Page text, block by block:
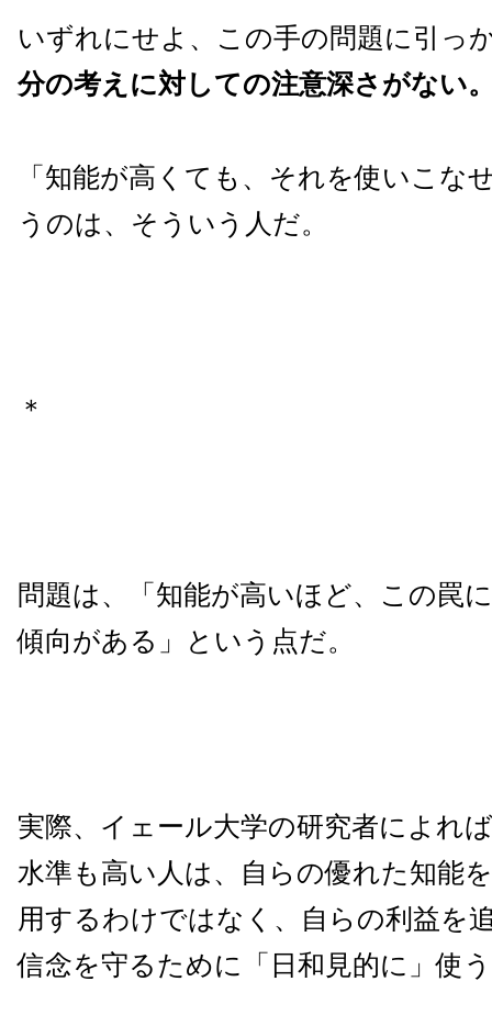
いずれにせよ、この手の問題に引っ
分の考えに対しての注意深さがない
「知能が高くても、それを使いこな
うのは、そういう人だ。
＊
問題は、「知能が高いほど、この罠
傾向がある」という点だ。
実際、イェール大学の研究者によれ
水準も高い人は、自らの優れた知能
用するわけではなく、自らの利益を
信念を守るために「日和見的に」使